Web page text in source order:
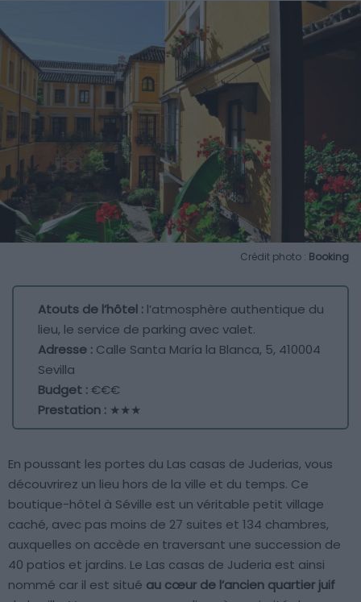
Crédit photo : Booking
Atouts de l’hôtel : l’atmosphère authentique du
lieu, le service de parking avec valet.
Adresse : Calle Santa María la Blanca, 5, 410004
Sevilla
Budget :€€€
Prestation : ★★★
En poussant les portes du Las casas de Juderias, vous
découvrirez un lieu hors de la ville et du temps. Ce
boutique-hôtel à Séville est un véritable petit village
caché, avec pas moins de 27 suites et 134 chambres,
auxquelles on accède en traversant une succession de
40 patios et jardins. Le Las casas de Juderia est ainsi
nommé car il est situé au cœur de l’ancien quartier juif